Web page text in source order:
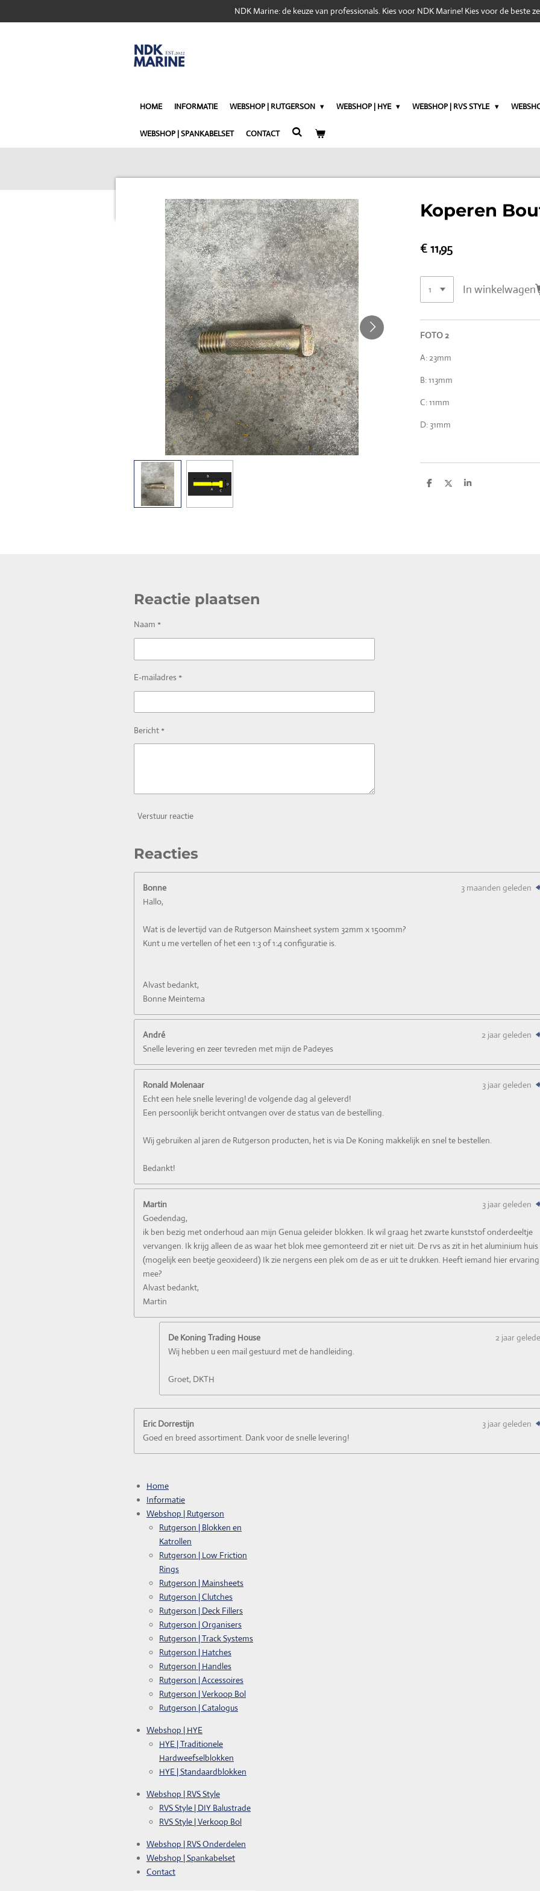
NDK Marine: de keuze van professionals. Kies voor NDK Marine! Kies voor de beste
HOME INFORMATIE WEBSHOP | RUTGERSON WEBSHOP | HYE WEBSHOP | RVS STYLE
WEBSHOP | SPANKABELSET CONTACT
Koperen
€ 11,95
In winkelwagen
FOTO 2
A: 23mm
B: 113mm
C: 11mm
D: 31mm
D
D
S
Reactie plaatsen
Naam *
E-mailadres *
Bericht *
Verstuur reactie
Reacties
Bonne
3 maanden geleden
Hallo,
Wat is de levertijd van de Rutgerson Mainsheet system 32mm x 1500mm?
Kunt u me vertellen of het een 1:3 of 1:4 configuratie is.
Alvast bedankt,
Bonne Meintema
André
2 jaar geleden
Snelle levering en zeer tevreden met mijn de Padeyes
Ronald Molenaar
3 jaar geleden
Echt een hele snelle levering! de volgende dag al geleverd!
Een persoonlijk bericht ontvangen over de status van de bestelling.
Wij gebruiken al jaren de Rutgerson producten, het is via De Koning makkelijk en snel te bestellen.
Bedankt!
Martin
3 jaar geleden
Goedendag,
ik ben bezig met onderhoud aan mijn Genua geleider blokken. Ik wil graag het zwarte kunststof onderdeeltje
vervangen. Ik krijg alleen de as waar het blok mee gemonteerd zit er niet uit. De rvs as zit in het aluminium huis
(mogelijk een beetje geoxideerd) Ik zie nergens een plek om de as er uit te drukken. Heeft iemand hier ervaring
mee?
Alvast bedankt,
Martin
De Koning Trading House
2 jaar
Wij hebben u een mail gestuurd met de handleiding.
Groet, DKTH
Eric Dorrestijn
3 jaar geleden
Goed en breed assortiment. Dank voor de snelle levering!
Home
Informatie
Webshop | Rutgerson
Rutgerson | Blokken en
Katrollen
Rutgerson | Low Friction
Rings
Rutgerson | Mainsheets
Rutgerson | Clutches
Rutgerson | Deck Fillers
Rutgerson | Organisers
Rutgerson | Track Systems
Rutgerson | Hatches
Rutgerson | Handles
Rutgerson | Accessoires
Rutgerson | Verkoop Bol
Rutgerson | Catalogus
Webshop | HYE
HYE | Traditionele
Hardweefselblokken
HYE | Standaardblokken
Webshop | RVS Style
RVS Style | DIY Balustrade
RVS Style | Verkoop Bol
Webshop | RVS Onderdelen
Webshop | Spankabelset
Contact